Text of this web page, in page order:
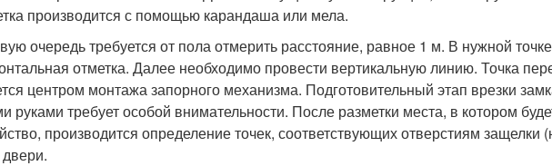
производится с помощью карандаша или мела.
очередь требуется от пола отмерить расстояние, равное 1 м. В нужной
отметка. Далее необходимо провести вертикальную линию. Точка
центром монтажа запорного механизма. Подготовительный этап врезки
руками требует особой внимательности. После разметки места, в котором
производится определение точек, соответствующих отверстиям защелки
двери.